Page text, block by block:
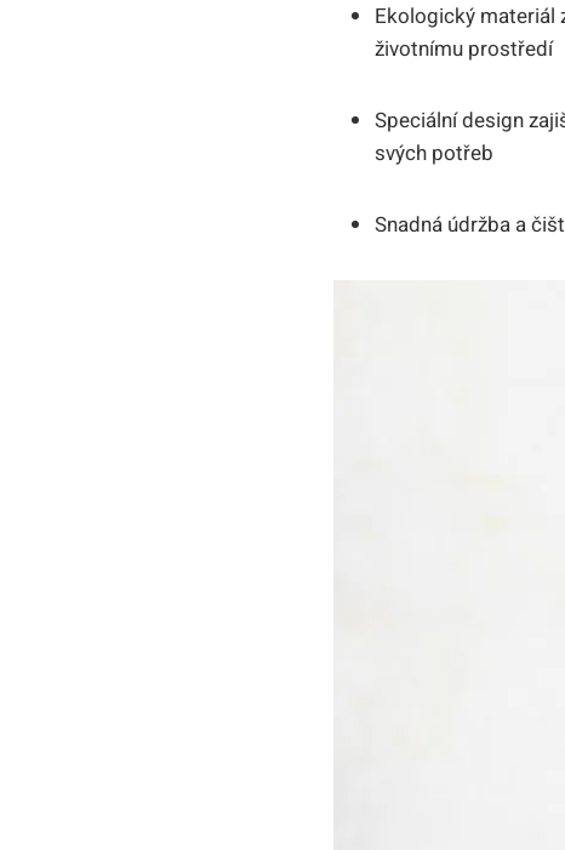
Ekologický materiál
životnímu prostředí
Speciální design
svých potřeb
Snadná údržba a